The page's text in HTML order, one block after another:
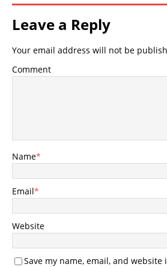
Leave a Reply
Your email address will not be
Comment
Name*
Email*
Website
Save my name, email, and